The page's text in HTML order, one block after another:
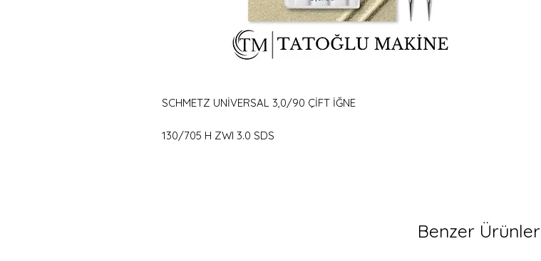
SCHMETZ UNİVERSAL 3,0/90 ÇİFT İĞNE
130/705 H ZWI 3.0 SDS
Benzer Ürünler